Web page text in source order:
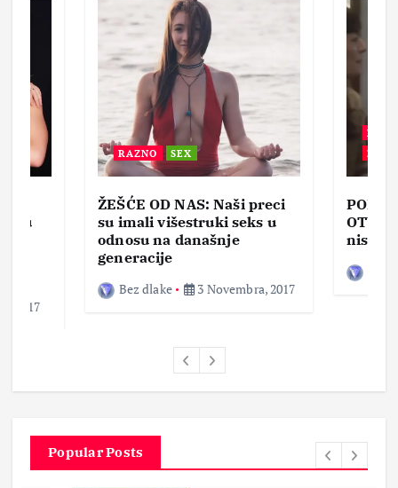
u
2017
RAZNO SEX
ŽEŠĆE OD NAS: Naši preci
su imali višestruki seks u
odnosu na današnje
generacije
Bez dlake 3 Novembra, 2017
BEZ
nisam
Popular Posts